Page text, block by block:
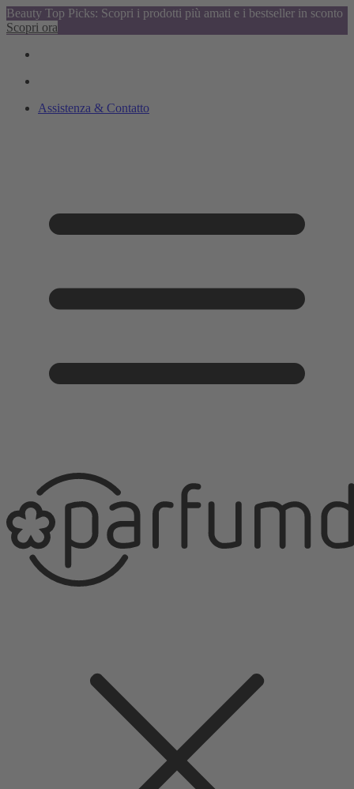
Beauty Top Picks: Scopri i prodotti più amati e i bestseller in sconto
Scopri ora
Assistenza & Contatto